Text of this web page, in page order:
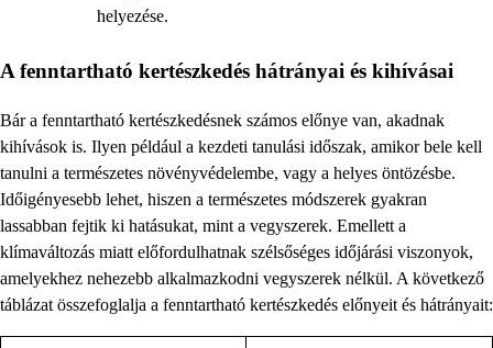
helyezése.
A fenntartható kertészkedés hátrányai és kihívásai
Bár a fenntartható kertészkedésnek számos előnye van, akadnak
kihívások is. Ilyen például a kezdeti tanulási időszak, amikor bele kell
tanulni a természetes növényvédelembe, vagy a helyes öntözésbe.
Időigényesebb lehet, hiszen a természetes módszerek gyakran
lassabban fejtik ki hatásukat, mint a vegyszerek. Emellett a
klímaváltozás miatt előfordulhatnak szélsőséges időjárási viszonyok,
amelyekhez nehezebb alkalmazkodni vegyszerek nélkül. A következő
táblázat összefoglalja a fenntartható kertészkedés előnyeit és hátrányait: